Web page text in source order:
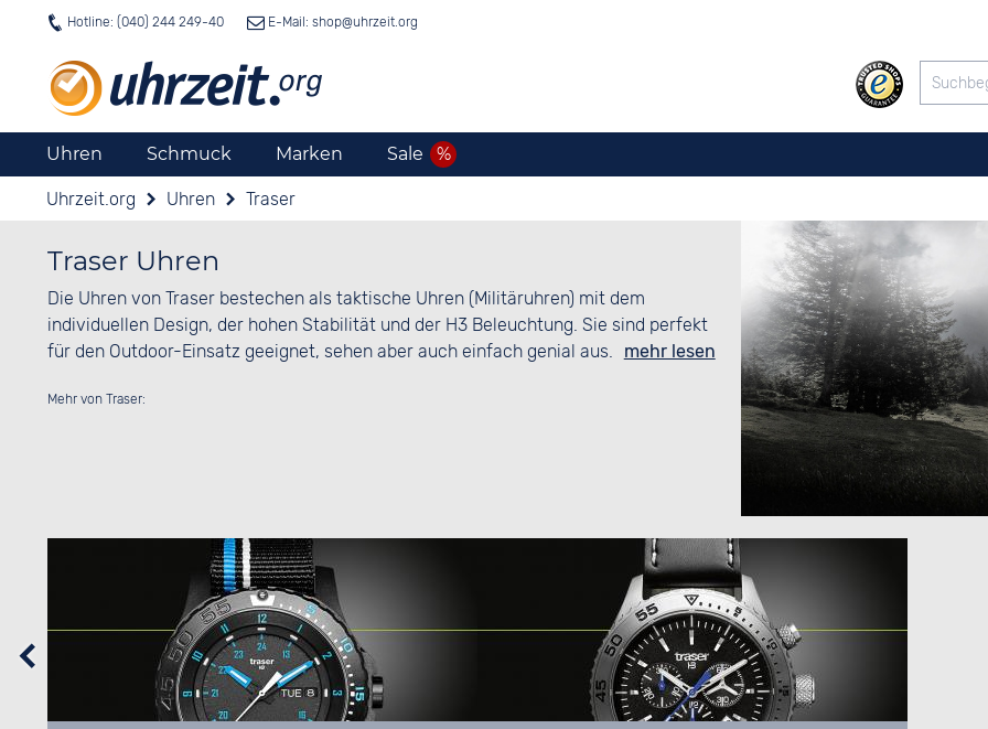
Hotline: (040) 244 249-40 E-Mail: shop@uhrzeit.org
Uhren Schmuck Marken Sale
Uhrzeit.org Uhren Traser
Traser Uhren
Die Uhren von Traser bestechen als taktische Uhren (Militäruhren) mit dem
individuellen Design, der hohen Stabilität und der H3 Beleuchtung. Sie sind perfekt
für den Outdoor-Einsatz geeignet, sehen aber auch einfach genial aus.
mehr lesen
Mehr von Traser: